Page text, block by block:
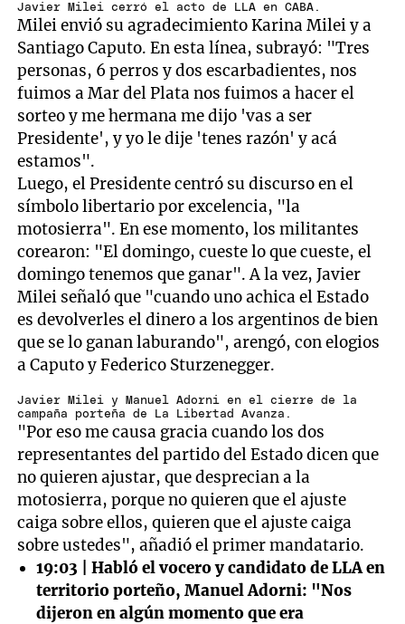
Javier Milei cerró el acto de LLA en CABA.
Milei envió su agradecimiento Karina Milei y a
Santiago Caputo. En esta línea, subrayó: "Tres
personas, 6 perros y dos escarbadientes, nos
fuimos a Mar del Plata nos fuimos a hacer el
sorteo y me hermana me dijo 'vas a ser
Presidente', y yo le dije 'tenes razón' y acá
estamos".
Luego, el Presidente centró su discurso en el
símbolo libertario por excelencia, "la
motosierra". En ese momento, los militantes
corearon: "El domingo, cueste lo que cueste, el
domingo tenemos que ganar". A la vez, Javier
Milei señaló que "cuando uno achica el Estado
es devolverles el dinero a los argentinos de bien
que se lo ganan laburando", arengó, con elogios
a Caputo y Federico Sturzenegger.
Javier Milei y Manuel Adorni en el cierre de la
campaña porteña de La Libertad Avanza.
"Por eso me causa gracia cuando los dos
representantes del partido del Estado dicen que
no quieren ajustar, que desprecian a la
motosierra, porque no quieren que el ajuste
caiga sobre ellos, quieren que el ajuste caiga
sobre ustedes", añadió el primer mandatario.
19:03 | Habló el vocero y candidato de LLA en
territorio porteño, Manuel Adorni: "Nos
dijeron en algún momento que era